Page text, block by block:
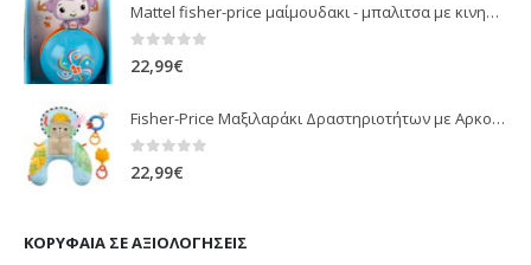
Mattel fisher-price μαίμουδακι - μπαλιτσα με κινηση JLB95
22,99€
Fisher-Price Μαξιλαράκι Δραστηριοτήτων με Αρκουδάκι (JHB44)
22,99€
ΚΟΡΥΦΑΊΑ ΣΕ ΑΞΙΟΛΟΓΉΣΕΙΣ